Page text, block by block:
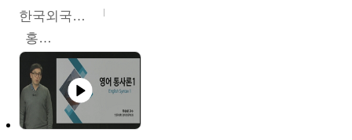
한국외국어대학교
홍성훈